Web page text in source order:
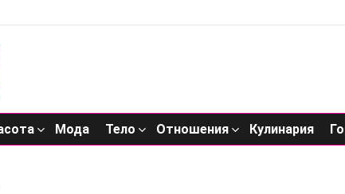
Мода Тело Отношения Кулинария